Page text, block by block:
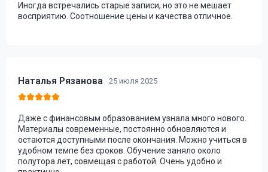
Иногда встречались старые записи, но это не мешает
восприятию. Соотношение цены и качества отличное.
Наталья Рязанова 25 июля 2025
Даже с финансовым образованием узнала много нового.
Материалы современные, постоянно обновляются и
остаются доступными после окончания. Можно учиться в
удобном темпе без сроков. Обучение заняло около
полутора лет, совмещая с работой. Очень удобно и